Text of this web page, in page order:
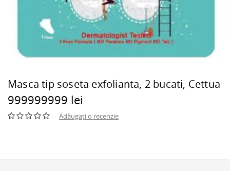
Masca tip soseta exfolianta, 2 bucati, Cettua
999999999 lei
Adăugați o recenzie